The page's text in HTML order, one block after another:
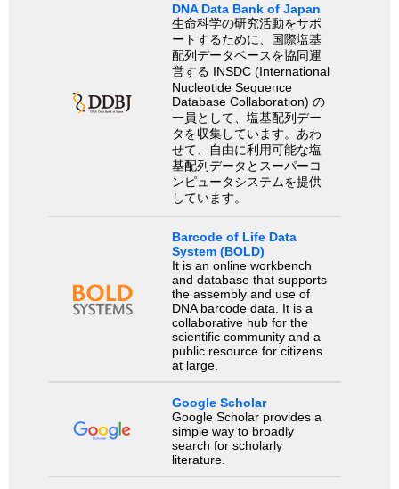
DNA Data Bank of Japan
生命科学の研究活動をサポ
ートするために、国際塩基
配列データベースを協同運
営する INSDC (International
Nucleotide Sequence
Database Collaboration) の
一員として、塩基配列デー
タを収集しています。あわ
せて、自由に利用可能な塩
基配列データとスーパーコ
ンピュータシステムを提供
しています。
Barcode of Life Data
System (BOLD)
It is an online workbench
and database that supports
the assembly and use of
DNA barcode data. It is a
collaborative hub for the
scientific community and a
public resource for citizens
at large.
Google Scholar
Google Scholar provides a
simple way to broadly
search for scholarly
literature.